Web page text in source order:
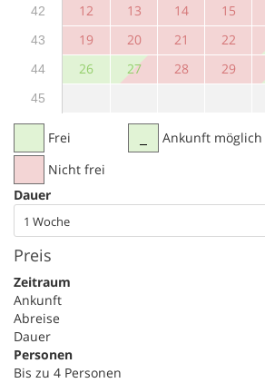
42 12 13 14 15
43 19 20 21 22
44 26 27 28 29
45
Frei
Nicht frei
Ankunft möglich
Dauer
1 Woche
Preis
Zeitraum
Ankunft
Abreise
Dauer
Personen
Bis zu 4 Personen